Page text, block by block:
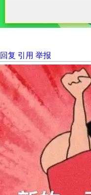
回复 引用 举报